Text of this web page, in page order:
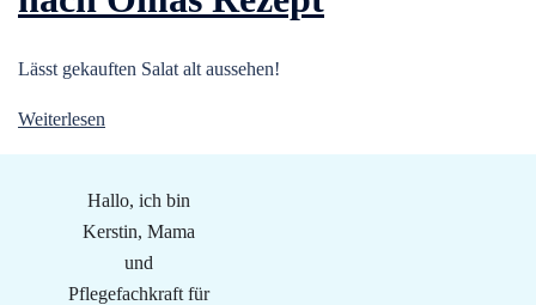
Lässt gekauften Salat alt aussehen!
Weiterlesen
Hallo, ich bin
Kerstin, Mama
und
Pflegefachkraft für